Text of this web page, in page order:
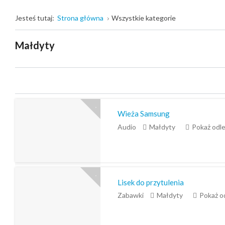
Jesteś tutaj: Strona główna Wszystkie kategorie
Małdyty
Wieża Samsung
Audio Małdyty Pokaż
Lisek do przytulenia
Zabawki Małdyty Pokaż